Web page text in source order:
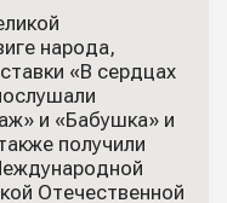
народа,
«В сердцах
и «Бабушка» и
получили
Отечественной